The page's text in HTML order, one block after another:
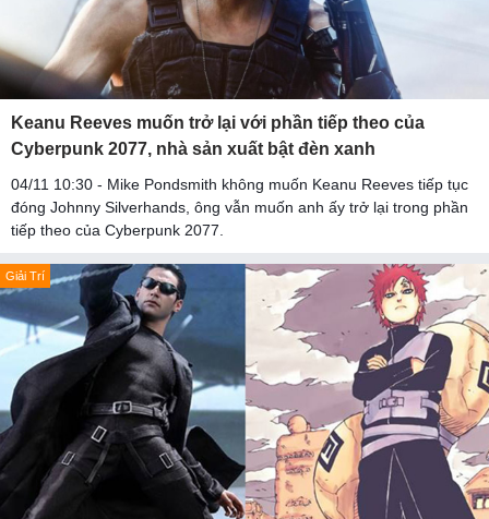
Keanu Reeves muốn trở lại với phần tiếp theo của
Cyberpunk 2077, nhà sản xuất bật đèn xanh
04/11 10:30 - Mike Pondsmith không muốn Keanu Reeves tiếp tục
đóng Johnny Silverhands, ông vẫn muốn anh ấy trở lại trong phần
tiếp theo của Cyberpunk 2077.
Giải Trí